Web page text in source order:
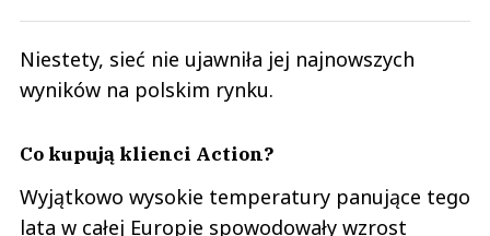
Niestety, sieć nie ujawniła jej najnowszych
wyników na polskim rynku.
Co kupują klienci Action?
Wyjątkowo wysokie temperatury panujące tego
lata w całej Europie spowodowały wzrost